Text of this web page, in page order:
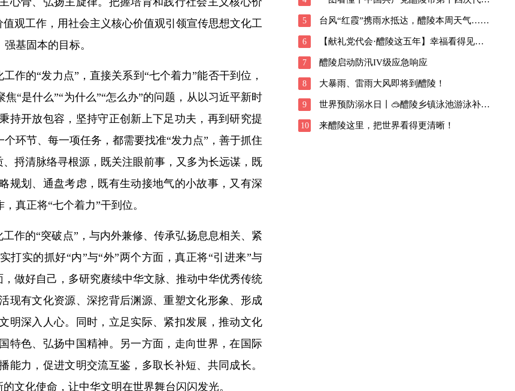
观工作，用社会主义核心价值观引领宣传思想文化工
基固本的目标。
作的“发力点”，直接关系到“七个着力”能否干到位，
“是什么”“为什么”“怎么办”的问题，从以习近平新时
持开放包容，坚持守正创新上下足功夫，再到研究提
环节、每一项任务，都需要找准“发力点”，善于抓住
捋清脉络寻根源，既关注眼前事，又多为长远谋，既
规划、通盘考虑，既有生动接地气的小故事，又有深
真正将“七个着力”干到位。
作的“突破点”，与内外兼修、传承弘扬息息相关、紧
打实的抓好“内”与“外”两个方面，真正将“引进来”与
做好自己，多研究赓续中华文脉、推动中华优秀传统
现有文化资源、深挖背后渊源、重塑文化形象、形成
明深入人心。同时，立足实际、紧扣发展，推动文化
特色、弘扬中国精神。另一方面，走向世界，在国际
力，促进文明交流互鉴，多取长补短、共同成长。
文化使命，让中华文明在世界舞台闪闪发光。
5 台风“红霞”携雨水抵达，醴陵本周天气……
6 【献礼党代会·醴陵这五年】幸福看得见！醴陵交出这样的民生答卷
7 醴陵启动防汛IV级应急响应
8 大暴雨、雷雨大风即将到醴陵！
9 世界预防溺水日丨🥽醴陵乡镇泳池游泳补贴信息请查收→
10 来醴陵这里，把世界看得更清晰！